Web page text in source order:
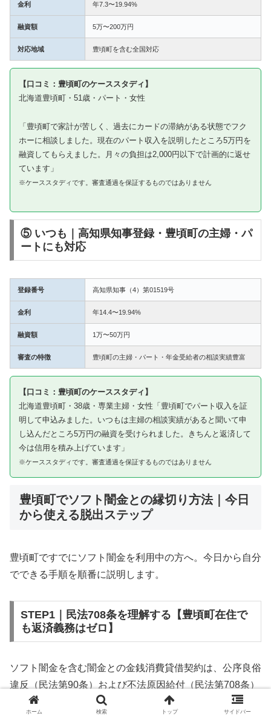
金利 年7.3〜19.94%
融資額 5万〜200万円
対応地域 豊頃町を含む全国対応
【口コミ：豊頃町のケーススタディ】
北海道豊頃町・51歳・パート・女性
「豊頃町で家計が苦しく、過去にカードの滞納がある状態でフク
ホーに相談しました。現在のパート収入を説明したところ5万円を
融資してもらえました。月々の負担は2,000円以下で計画的に返せ
ています」
※ケーススタディです。審査通過を保証するものではありません
⑤ いつも｜高知県知事登録・豊頃町の主婦・パ
ートにも対応
登録番号 高知県知事（4）第01519号
金利 年14.4〜19.94%
融資額 1万〜50万円
審査の特徴 豊頃町の主婦・パート・年金受給者の相談実績豊富
【口コミ：豊頃町のケーススタディ】
北海道豊頃町・38歳・専業主婦・女性「豊頃町でパート収入を証
明して申込みました。いつもは主婦の相談実績があると聞いて申
し込んだところ5万円の融資を受けられました。きちんと返済して
今は信用を積み上げています」
※ケーススタディです。審査通過を保証するものではありません
豊頃町でソフト闇金との縁切り方法｜今日
から使える脱出ステップ
豊頃町ですでにソフト闇金を利用中の方へ。今日から自分
でできる手順を順番に説明します。
STEP1｜民法708条を理解する【豊頃町在住で
も返済義務はゼロ】
ソフト闇金を含む闇金との金銭消費貸借契約は、公序良俗
違反（民法第90条）および不法原因給付（民法第708条）
に該当するため、法的には無効です。豊頃町在住であって
ホーム 検索 トップ サイドバー